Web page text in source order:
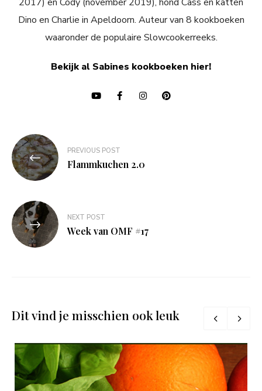
Dino en Charlie in Apeldoorn. Auteur van 8 kookboeken
waaronder de populaire Slowcookerreeks.
Bekijk al Sabines kookboeken hier!
Bericht
navigatie
PREVIOUS POST
Flammkuchen 2.0
NEXT POST
Week van OMF #17
Dit vind je misschien ook leuk